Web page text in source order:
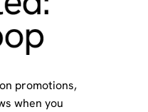
promotions,
when you